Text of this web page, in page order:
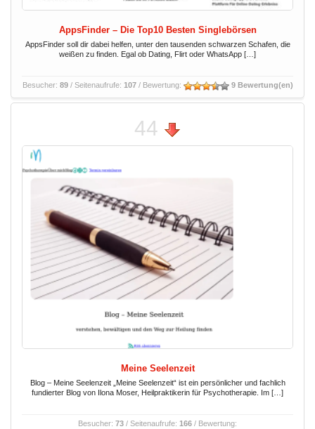
AppsFinder – Die Top10 Besten Singlebörsen
AppsFinder soll dir dabei helfen, unter den tausenden schwarzen Schafen, die
weißen zu finden. Egal ob Dating, Flirt oder WhatsApp […]
Besucher: 89/ Seitenaufrufe: 107/ Bewertung: 9 Bewertung(en)
44
Meine Seelenzeit
Blog – Meine Seelenzeit „Meine Seelenzeit“ ist ein persönlicher und fachlich
fundierter Blog von Ilona Moser, Heilpraktikerin für Psychotherapie. Im […]
Besucher: 73 / Seitenaufrufe: 166 / Bewertung: